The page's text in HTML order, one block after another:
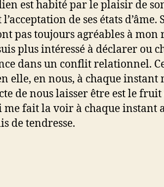
est habité par le plaisir de
de ses états d’âme.
pas toujours agréables à mon
plus intéressé à déclarer ou
dans un conflit relationnel.
elle, en nous, à chaque instant
de nous laisser être est le fruit
me fait la voir à chaque instant
de tendresse.